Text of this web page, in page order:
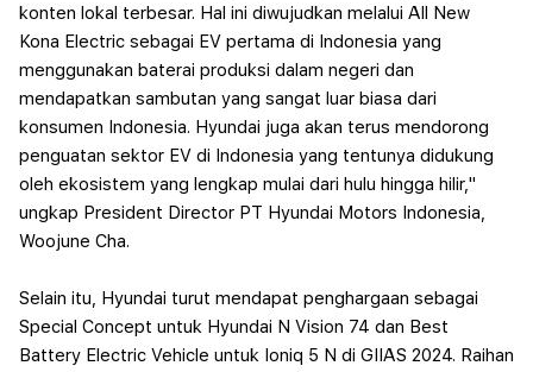
konten lokal terbesar. Hal ini diwujudkan melalui All New
Kona Electric sebagai EV pertama di Indonesia yang
menggunakan baterai produksi dalam negeri dan
mendapatkan sambutan yang sangat luar biasa dari
konsumen Indonesia. Hyundai juga akan terus mendorong
penguatan sektor EV di Indonesia yang tentunya didukung
oleh ekosistem yang lengkap mulai dari hulu hingga hilir,"
ungkap President Director PT Hyundai Motors Indonesia,
Woojune Cha.
Selain itu, Hyundai turut mendapat penghargaan sebagai
Special Concept untuk Hyundai N Vision 74 dan Best
Battery Electric Vehicle untuk Ioniq 5 N di GIIAS 2024. Raihan